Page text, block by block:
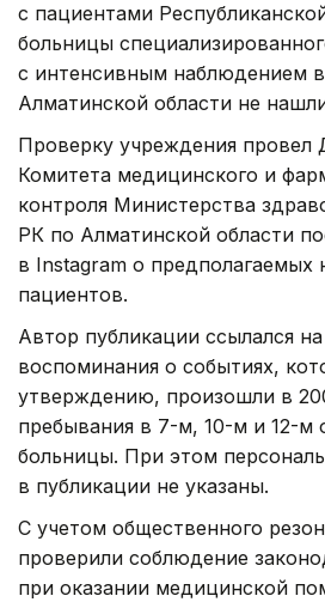
с пациентами
больницы
с интенсивным наблюдением
Алматинской области не
Проверку учреждения провел
Комитета медицинского и
контроля Министерства
РК по Алматинской области
в Instagram о предполагаемых
пациентов.
Автор публикации ссылался
воспоминания о событиях,
утверждению, произошли в
пребывания в 7-м, 10-м и 12-м
больницы. При этом
в публикации не указаны.
С учетом общественного
проверили соблюдение
при оказании медицинской